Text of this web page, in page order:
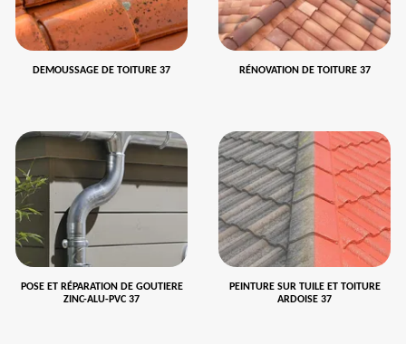
DEMOUSSAGE DE TOITURE 37 RÉNOVATION DE TOITURE 37
POSE ET RÉPARATION DE GOUTIERE
ZINC-ALU-PVC 37
PEINTURE SUR TUILE ET TOITURE
ARDOISE 37